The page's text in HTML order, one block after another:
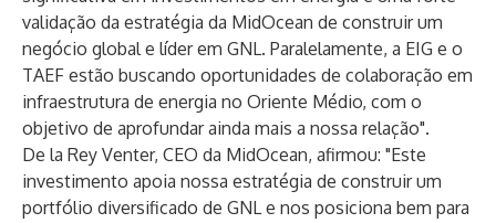
validação da estratégia da MidOcean de construir um
negócio global e líder em GNL. Paralelamente, a EIG e o
TAEF estão buscando oportunidades de colaboração em
infraestrutura de energia no Oriente Médio, com o
objetivo de aprofundar ainda mais a nossa relação".
De la Rey Venter, CEO da MidOcean, afirmou: "Este
investimento apoia nossa estratégia de construir um
portfólio diversificado de GNL e nos posiciona bem para